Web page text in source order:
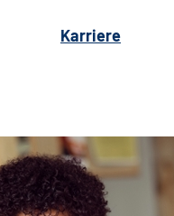
Karriere